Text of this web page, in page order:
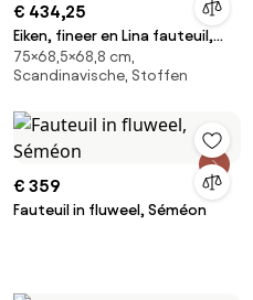
€ 434,25
Eiken, fineer en Lina fauteuil,
DILMA
75×68,5×68,8 cm,
Scandinavische, Stoffen
€ 359
Fauteuil in fluweel, Séméon